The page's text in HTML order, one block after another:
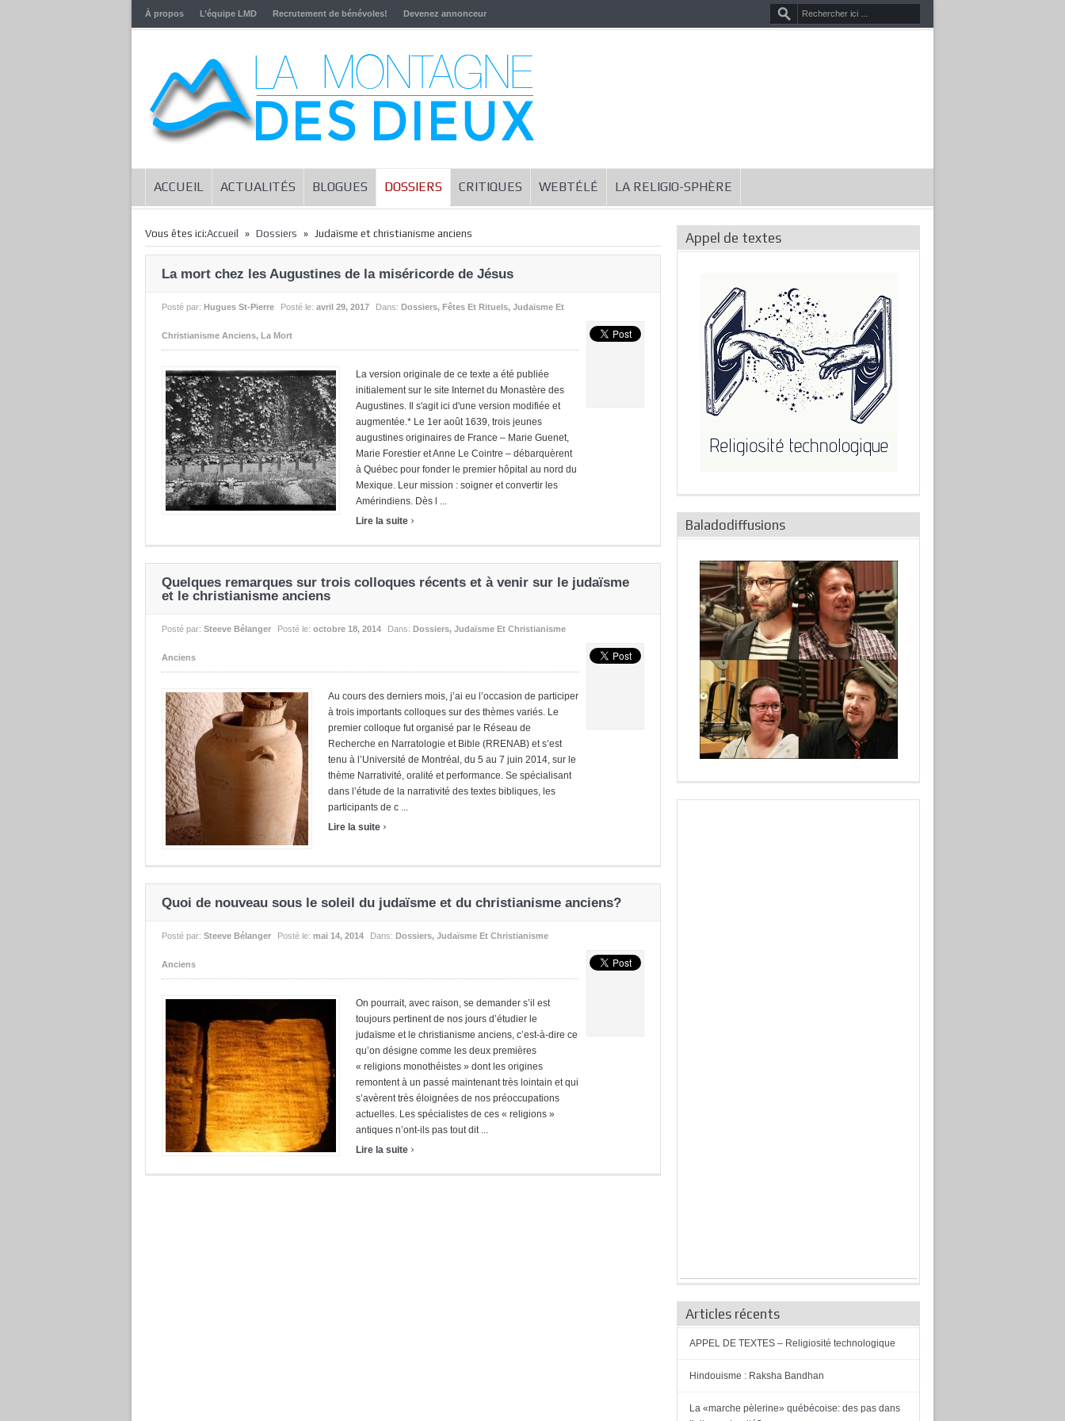
À propos L’équipe LMD Recrutement de bénévoles! Devenez annonceur
ACCUEIL ACTUALITÉS BLOGUES DOSSIERS CRITIQUES WEBTÉLÉ LA RELIGIO-SPHÈRE
Vous êtes ici:Accueil » Dossiers » Judaïsme et christianisme anciens
La mort chez les Augustines de la miséricorde de Jésus
Posté par: Hugues St-Pierre Posté le: avril 29, 2017 Dans: Dossiers, Fêtes Et Rituels, Judaïsme Et
Christianisme Anciens, La Mort
La version originale de ce texte a été publiée
initialement sur le site Internet du Monastère des
Augustines. Il s'agit ici d'une version modifiée et
augmentée.* Le 1er août 1639, trois jeunes
augustines originaires de France – Marie Guenet,
Marie Forestier et Anne Le Cointre – débarquèrent
à Québec pour fonder le premier hôpital au nord du
Mexique. Leur mission : soigner et convertir les
Amérindiens. Dès l ...
Lire la suite ›
Quelques remarques sur trois colloques récents et à venir sur le judaïsme
et le christianisme anciens
Posté par: Steeve Bélanger Posté le: octobre 18, 2014 Dans: Dossiers, Judaïsme Et Christianisme
Anciens
Au cours des derniers mois, j’ai eu l’occasion de participer
à trois importants colloques sur des thèmes variés. Le
premier colloque fut organisé par le Réseau de
Recherche en Narratologie et Bible (RRENAB) et s’est
tenu à l’Université de Montréal, du 5 au 7 juin 2014, sur le
thème Narrativité, oralité et performance. Se spécialisant
dans l’étude de la narrativité des textes bibliques, les
participants de c ...
Lire la suite ›
Quoi de nouveau sous le soleil du judaïsme et du christianisme anciens?
Posté par: Steeve Bélanger Posté le: mai 14, 2014 Dans: Dossiers, Judaïsme Et Christianisme
Anciens
On pourrait, avec raison, se demander s’il est
toujours pertinent de nos jours d’étudier le
judaïsme et le christianisme anciens, c’est-à-dire ce
qu’on désigne comme les deux premières
« religions monothéistes » dont les origines
remontent à un passé maintenant très lointain et qui
s’avèrent très éloignées de nos préoccupations
actuelles. Les spécialistes de ces « religions »
antiques n’ont-ils pas tout dit ...
Lire la suite ›
Appel de textes
Baladodiffusions
Articles récents
APPEL DE TEXTES – Religiosité technologique
Hindouisme : Raksha Bandhan
La «marche pèlerine» québécoise: des pas dans